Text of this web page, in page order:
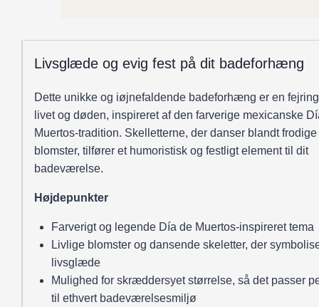
Livsglæde og evig fest på dit badeforhæng
Dette unikke og iøjnefaldende badeforhæng er en
livet og døden, inspireret af den farverige mexicanske
Muertos-tradition. Skelletterne, der danser blandt frodige
blomster, tilfører et humoristisk og festligt element til dit
badeværelse.
Højdepunkter
Farverigt og legende Día de Muertos-inspireret tema
Livlige blomster og dansende skeletter, der
livsglæde
Mulighed for skræddersyet størrelse, så det passer
til ethvert badeværelsesmiljø